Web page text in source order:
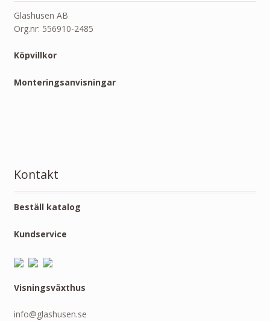
Glashusen AB
Org.nr: 556910-2485
Köpvillkor
Monteringsanvisningar
Kontakt
Beställ katalog
Kundservice
Visningsväxthus
info@glashusen.se